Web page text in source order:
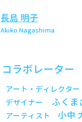
長島 明子
Akiko Nagashima
コラボレーター
アート・ディレクター
デザイナー ふくま
アーティスト 小中